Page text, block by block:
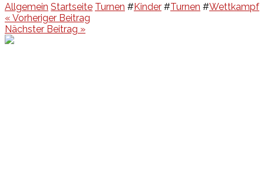
Allgemein Startseite Turnen #Kinder #Turnen #Wettkampf
Beitragsnavigation
« Vorheriger Beitrag
Nächster Beitrag »